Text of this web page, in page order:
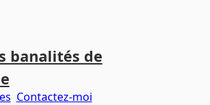
banalités de
Contactez-moi